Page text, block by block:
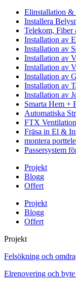
Elinstallation &
Installera
Telekom, Fiber
Installation av
Installation av
Installation av
Installation av
Installation av
Installation av
Installation av
Smarta Hem +
Automatiska
FTX
Fräsa in El &
montera
Passersystem
Projekt
Blogg
Offert
Projekt
Blogg
Offert
Projekt
Felsökning och
Elrenovering och